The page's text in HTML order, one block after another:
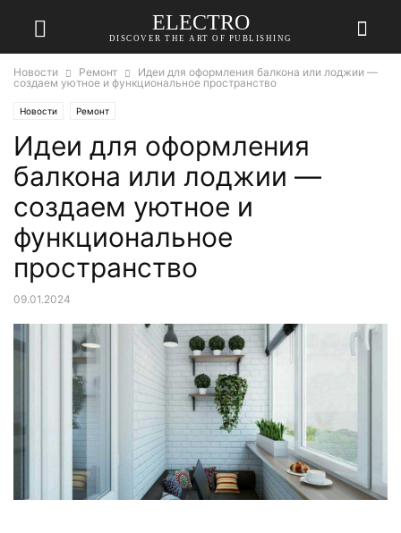
ELECTRO
DISCOVER THE ART OF PUBLISHING
Новости Ремонт
Идеи для оформления балкона или лоджии —
создаем уютное и функциональное пространство
Новости Ремонт
Идеи для оформления
балкона или лоджии —
создаем уютное и
функциональное
пространство
09.01.2024